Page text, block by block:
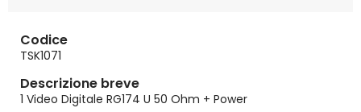
Codice
TSK1071
Descrizione breve
1 Video Digitale RG174 U 50 Ohm + Power